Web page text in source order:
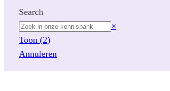
Search
Z
o
e
×
Toon (2)
Annuleren